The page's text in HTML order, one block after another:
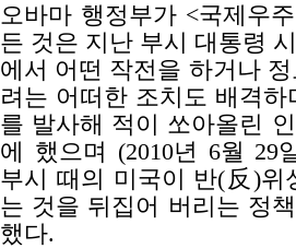
오바마 행정부가 <국제우
든 것은 지난 부시 대통령
에서 어떤 작전을 하거나
려는 어떠한 조치도 배격
를 발사해 적이 쏘아올린
에 했으며 (2010년 6월 29
부시 때의 미국이 반(反)위
는 것을 뒤집어 버리는 정
했다.